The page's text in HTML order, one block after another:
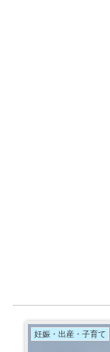
妊娠・出産・子育て